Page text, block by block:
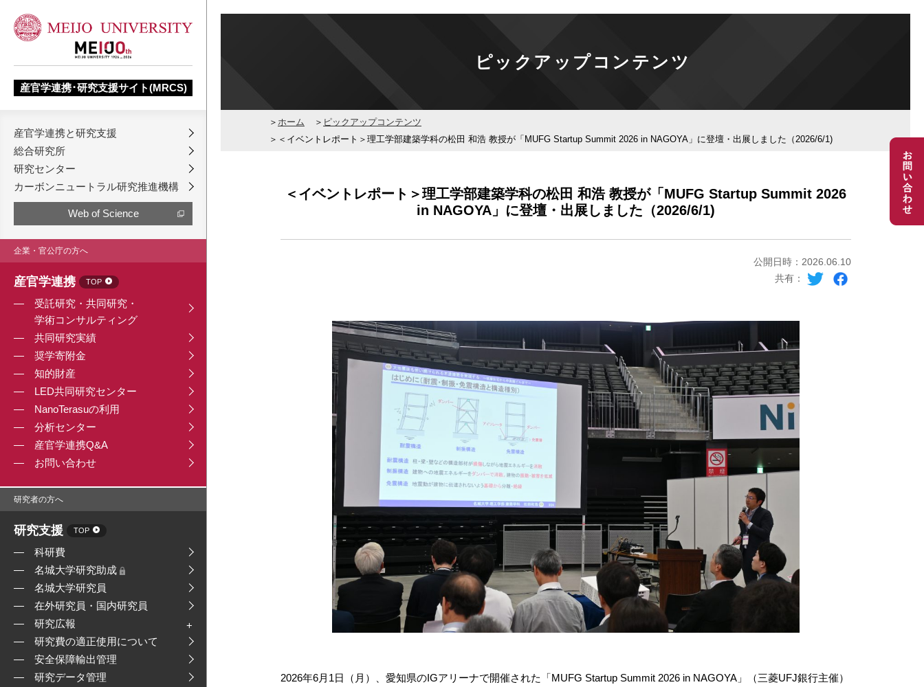
産官学連携･研究支援サイト(MRCS)
産官学連携と研究支援
総合研究所
研究センター
カーボンニュートラル研究推進機構
Web of Science
企業・官公庁の方へ
産官学連携 TOP
受託研究・共同研究・
学術コンサルティング
共同研究実績
奨学寄附金
知的財産
LED共同研究センター
NanoTerasuの利用
分析センター
産官学連携Q&A
お問い合わせ
研究者の方へ
研究支援 TOP
科研費
名城大学研究助成
名城大学研究員
在外研究員・国内研究員
研究広報
研究費の適正使用について
安全保障輸出管理
研究データ管理
ピックアップコンテンツ
ホーム
ピックアップコンテンツ
＜イベントレポート＞理工学部建築学科の松田 和浩 教授が「MUFG Startup Summit 2026 in NAGOYA」に登壇・出展しました（2026/6/1)
＜イベントレポート＞理工学部建築学科の松田 和浩 教授が「MUFG Startup Summit 2026
in NAGOYA」に登壇・出展しました（2026/6/1)
公開日時：2026.06.10
共有：
2026年6月1日（月）、愛知県のIGアリーナで開催された「MUFG Startup Summit 2026 in NAGOYA」（三菱UFJ銀行主催）